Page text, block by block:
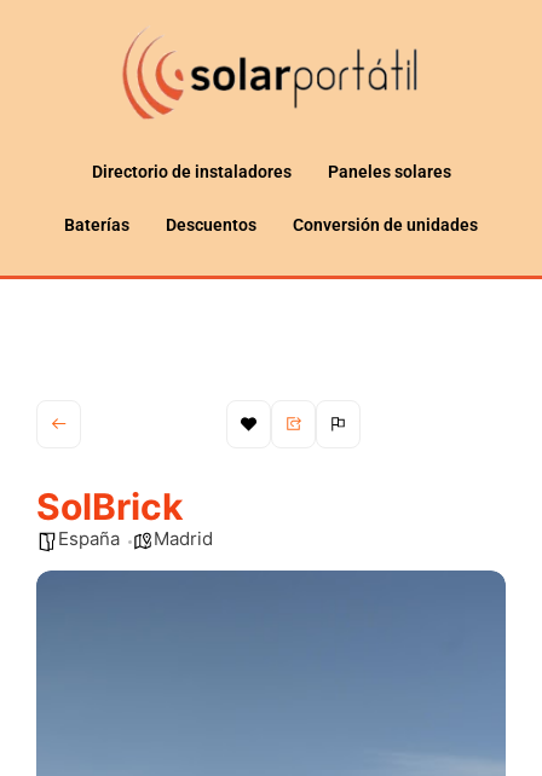
Directorio de instaladores Paneles solares
Baterías Descuentos Conversión de unidades
SolBrick
España Madrid